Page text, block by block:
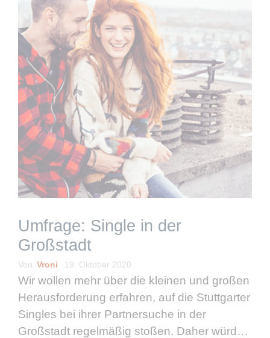
Umfrage: Single in der
Großstadt
Von Vroni 19. Oktober 2020
Wir wollen mehr über die kleinen und großen
Herausforderung erfahren, auf die Stuttgarter
Singles bei ihrer Partnersuche in der
Großstadt regelmäßig stoßen. Daher würden